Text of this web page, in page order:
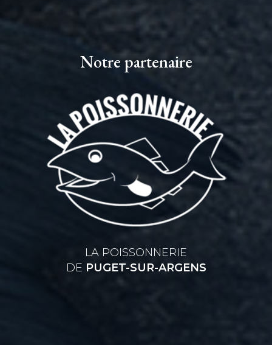
Notre partenaire
LA POISSONNERIE
DE PUGET-SUR-ARGENS